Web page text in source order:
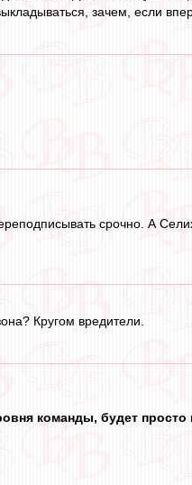
зачем, если
срочно. А
Кругом вредители.
команды, будет